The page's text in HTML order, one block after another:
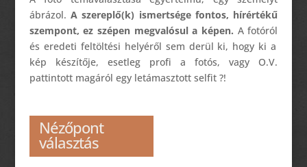
ábrázol. A szereplő(k) ismertsége fontos, hírértékű
szempont, ez szépen megvalósul a képen. Afotóról
és eredeti feltöltési helyéről sem derül ki, hogy ki a
kép készítője, esetleg profi a fotós, vagy O.V.
pattintott magáról egy letámasztott selfit?!
Nézőpont
választás